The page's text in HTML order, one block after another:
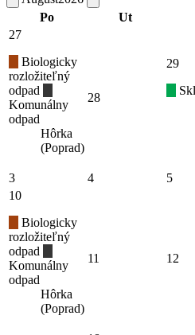
Po
Ut
27
Biologicky
rozložiteľný
odpad
Komunálny
odpad
Hôrka
(Poprad)
28
29
3 4 5
10
Biologicky
rozložiteľný
odpad
Komunálny
odpad
Hôrka
(Poprad)
11 12